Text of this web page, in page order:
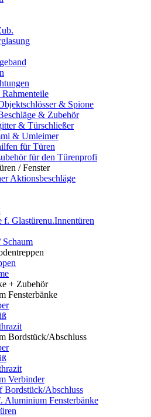
& Spione
& Zubehör
& Türschließer
& Umleimer
für Türen
für den Türenprofi
/ Fenster
Aktionsbeschläge
f. Glastürenu.Innentüren
+ Zubehör
Fensterbänke
Bordstück/Abschluss
Verbinder
Bordstück/Abschluss
Aluminium Fensterbänke